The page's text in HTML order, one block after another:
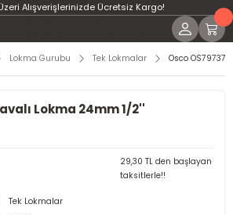
Alışverişlerinizde Ücretsiz Kargo!
Lokma Gurubu Tek Lokmalar Osco OS79737
Lokma 24mm 1/2''
29,30 TL den başlayan
taksitlerle!!
Tek Lokmalar